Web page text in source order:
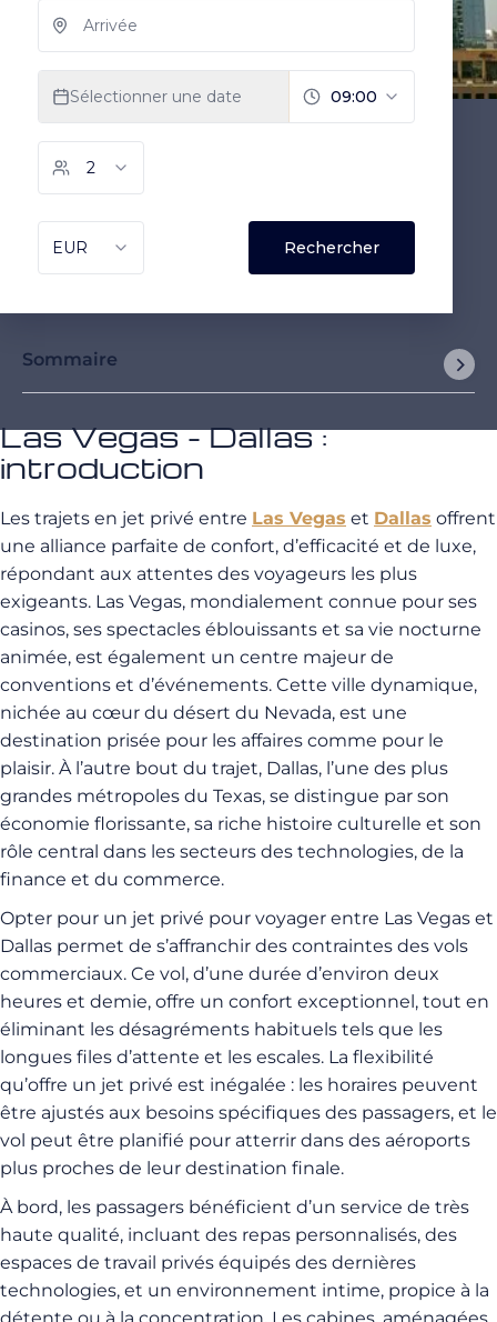
Sommaire
Las Vegas - Dallas :
introduction
Les trajets en jet privé entre Las Vegas et Dallas offrent
une alliance parfaite de confort, d’efficacité et de luxe,
répondant aux attentes des voyageurs les plus
exigeants. Las Vegas, mondialement connue pour ses
casinos, ses spectacles éblouissants et sa vie nocturne
animée, est également un centre majeur de
conventions et d’événements. Cette ville dynamique,
nichée au cœur du désert du Nevada, est une
destination prisée pour les affaires comme pour le
plaisir. À l’autre bout du trajet, Dallas, l’une des plus
grandes métropoles du Texas, se distingue par son
économie florissante, sa riche histoire culturelle et son
rôle central dans les secteurs des technologies, de la
finance et du commerce.
Opter pour un jet privé pour voyager entre Las Vegas et
Dallas permet de s’affranchir des contraintes des vols
commerciaux. Ce vol, d’une durée d’environ deux
heures et demie, offre un confort exceptionnel, tout en
éliminant les désagréments habituels tels que les
longues files d’attente et les escales. La flexibilité
qu’offre un jet privé est inégalée : les horaires peuvent
être ajustés aux besoins spécifiques des passagers, et le
vol peut être planifié pour atterrir dans des aéroports
plus proches de leur destination finale.
À bord, les passagers bénéficient d’un service de très
haute qualité, incluant des repas personnalisés, des
espaces de travail privés équipés des dernières
technologies, et un environnement intime, propice à la